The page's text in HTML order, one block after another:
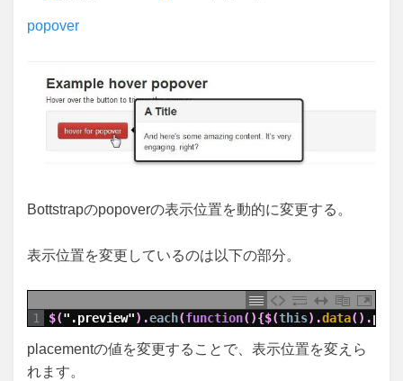
popover
Bottstrapのpopoverの表示位置を動的に変更する。
表示位置を変更しているのは以下の部分。
1 $(".preview") .each(function( ){$(this) .data( ) .
placementの値を変更することで、表示位置を変えら
れます。